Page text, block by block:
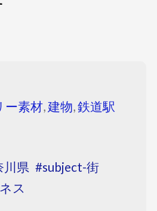
ー素材,建物,鉄道駅
県
subject-街
ス